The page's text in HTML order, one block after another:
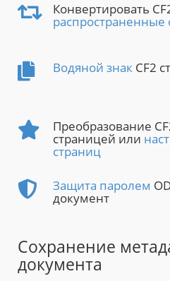
Конвертировать
Водяной знак CF2
Преобразование
страницей или
страниц
Защита паролем
документ
Сохранение
документа